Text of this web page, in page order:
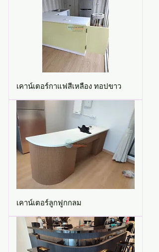
เคาน์เตอร์กาแฟสีเหลือง ทอปขาว
เคาน์เตอร์ลูกฟูกกลม